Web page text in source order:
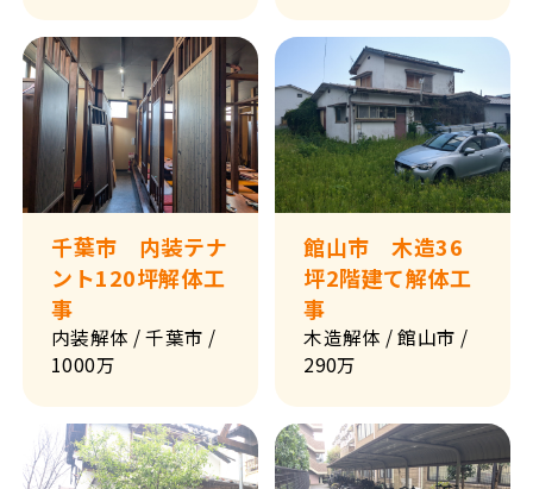
千葉市 内装テナ
ント120坪解体工
事
内装解体 / 千葉市 /
1000万
館山市 木造36
坪2階建て解体工
事
木造解体 / 館山市 /
290万